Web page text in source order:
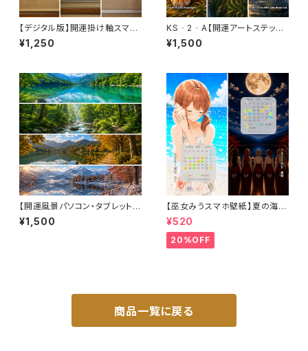
【デジタル版】開運掛け軸スマホ
壁紙・金運招福セット〈3枚セッ
ト〉（利用コード3ヶ月分付き）
¥1,250
KS‐2‐A【開運アートステッカ
ー】勝運好転三徳セット〈3枚セッ
ト〉（利用コード3ヶ月分付き）
¥1,500
【開運風景パソコン・タブレット用
壁紙】《蒼翠巡景シリーズ》四季
を巡る自然の風景（壁紙4枚・利
¥1,500
【巫女みうスマホ壁紙】夏の海と
満月の祈りセット〈8〜9月カレ
ンダー・1ヶ月利用コード付き〉
¥520
20%OFF
商品一覧に戻る